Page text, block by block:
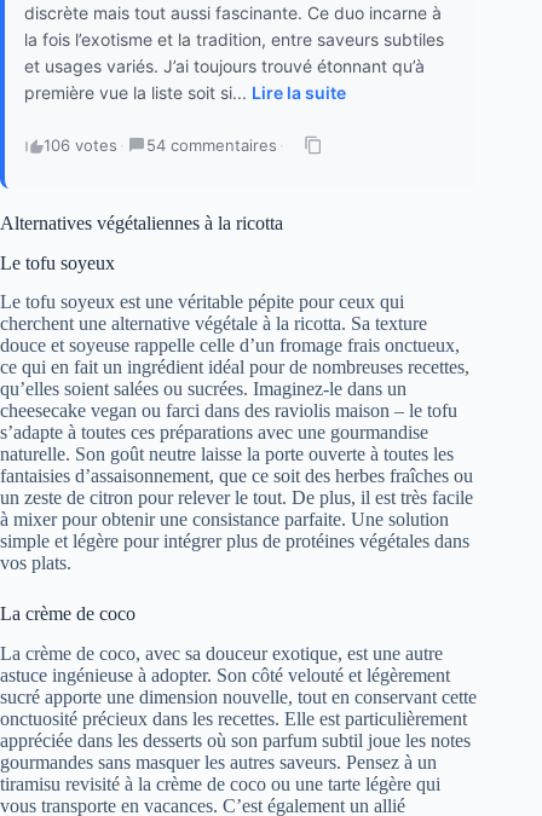
discrète mais tout aussi fascinante. Ce duo incarne à
la fois l’exotisme et la tradition, entre saveurs subtiles
et usages variés. J’ai toujours trouvé étonnant qu’à
première vue la liste soit si... Lire la suite
106 votes · 54 commentaires ·
Alternatives végétaliennes à la ricotta
Le tofu soyeux
Le tofu soyeux est une véritable pépite pour ceux qui
cherchent une alternative végétale à la ricotta. Sa texture
douce et soyeuse rappelle celle d’un fromage frais onctueux,
ce qui en fait un ingrédient idéal pour de nombreuses recettes,
qu’elles soient salées ou sucrées. Imaginez-le dans un
cheesecake vegan ou farci dans des raviolis maison – le tofu
s’adapte à toutes ces préparations avec une gourmandise
naturelle. Son goût neutre laisse la porte ouverte à toutes les
fantaisies d’assaisonnement, que ce soit des herbes fraîches ou
un zeste de citron pour relever le tout. De plus, il est très facile
à mixer pour obtenir une consistance parfaite. Une solution
simple et légère pour intégrer plus de protéines végétales dans
vos plats.
La crème de coco
La crème de coco, avec sa douceur exotique, est une autre
astuce ingénieuse à adopter. Son côté velouté et légèrement
sucré apporte une dimension nouvelle, tout en conservant cette
onctuosité précieux dans les recettes. Elle est particulièrement
appréciée dans les desserts où son parfum subtil joue les notes
gourmandes sans masquer les autres saveurs. Pensez à un
tiramisu revisité à la crème de coco ou une tarte légère qui
vous transporte en vacances. C’est également un allié